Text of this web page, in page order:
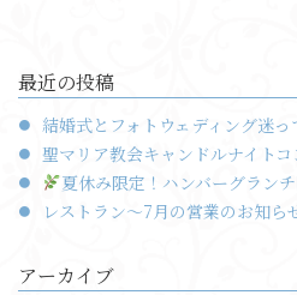
最近の投稿
結婚式とフォトウェディング迷っ
聖マリア教会キャンドルナイト
夏休み限定！ハンバーグラン
レストラン〜7月の営業のお知ら
アーカイブ